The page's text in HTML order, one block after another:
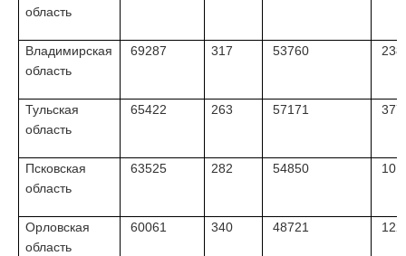
область
Владимирская
область
69287 317 53760
Тульская
область
65422 263 57171
Псковская
область
63525 282 54850
Орловская
область
60061 340 48721